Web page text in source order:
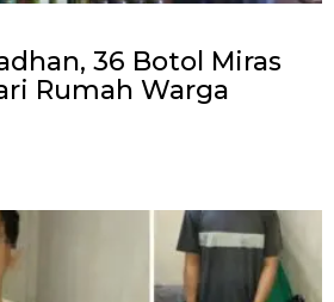
36 Botol Miras
Rumah Warga